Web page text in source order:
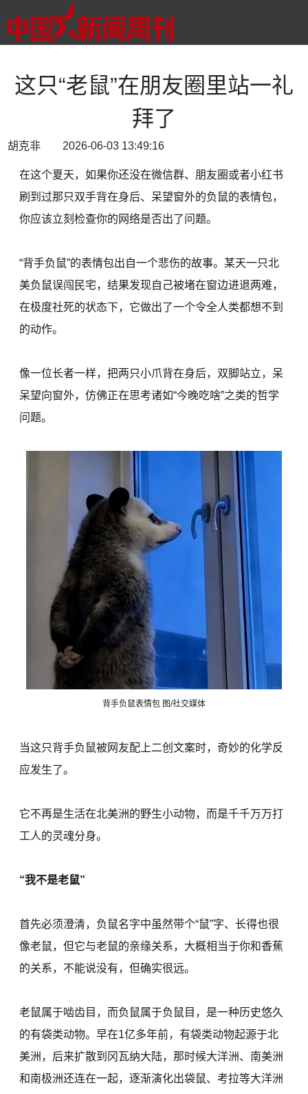
这只“老鼠”在朋友圈里站一礼
拜了
胡克非 2026-06-03 13:49:16
在这个夏天，如果你还没在微信群、朋友圈或者小红书
刷到过那只双手背在身后、呆望窗外的负鼠的表情包，
你应该立刻检查你的网络是否出了问题。
“背手负鼠”的表情包出自一个悲伤的故事。某天一只北
美负鼠误闯民宅，结果发现自己被堵在窗边进退两难，
在极度社死的状态下，它做出了一个令全人类都想不到
的动作。
像一位长者一样，把两只小爪背在身后，双脚站立，呆
呆望向窗外，仿佛正在思考诸如“今晚吃啥”之类的哲学
问题。
背手负鼠表情包 图/社交媒体
当这只背手负鼠被网友配上二创文案时，奇妙的化学反
应发生了。
它不再是生活在北美洲的野生小动物，而是千千万万打
工人的灵魂分身。
“我不是老鼠”
首先必须澄清，负鼠名字中虽然带个“鼠”字、长得也很
像老鼠，但它与老鼠的亲缘关系，大概相当于你和香蕉
的关系，不能说没有，但确实很远。
老鼠属于啮齿目，而负鼠属于负鼠目，是一种历史悠久
的有袋类动物。早在1亿多年前，有袋类动物起源于北
美洲，后来扩散到冈瓦纳大陆，那时候大洋洲、南美洲
和南极洲还连在一起，逐渐演化出袋鼠、考拉等大洋洲